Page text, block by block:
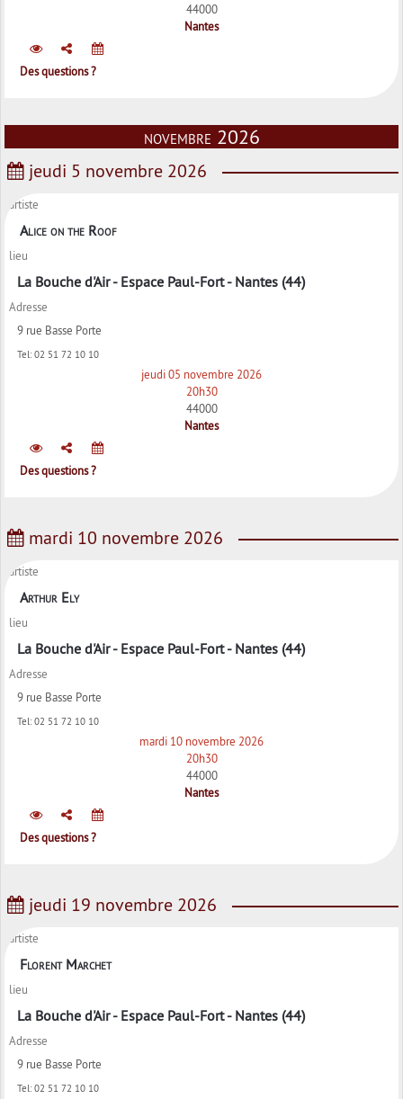
44000
Nantes
Des questions ?
novembre 2026
jeudi 5 novembre 2026
artiste
Alice on the Roof
lieu
La Bouche d'Air - Espace Paul-Fort - Nantes (44)
Adresse
9 rue Basse Porte
Tel: 02 51 72 10 10
jeudi 05 novembre 2026
20h30
44000
Nantes
Des questions ?
mardi 10 novembre 2026
artiste
Arthur Ely
lieu
La Bouche d'Air - Espace Paul-Fort - Nantes (44)
Adresse
9 rue Basse Porte
Tel: 02 51 72 10 10
mardi 10 novembre 2026
20h30
44000
Nantes
Des questions ?
jeudi 19 novembre 2026
artiste
Florent Marchet
lieu
La Bouche d'Air - Espace Paul-Fort - Nantes (44)
Adresse
9 rue Basse Porte
Tel: 02 51 72 10 10